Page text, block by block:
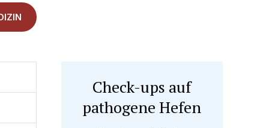
Check-ups auf
pathogene Hefen